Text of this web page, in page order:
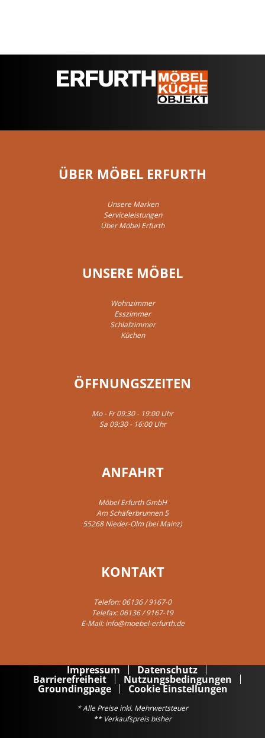
ÜBER MÖBEL ERFURTH
Unsere Marken
Serviceleistungen
Über Möbel Erfurth
UNSERE MÖBEL
Wohnzimmer
Esszimmer
Schlafzimmer
Küchen
ÖFFNUNGSZEITEN
Mo - Fr 09:30 - 19:00 Uhr
Sa 09:30 - 16:00 Uhr
ANFAHRT
Möbel Erfurth GmbH
Am Schäferbrunnen 5
55268 Nieder-Olm (bei Mainz)
KONTAKT
Telefon:06136 / 9167-0
Telefax: 06136 / 9167-19
E-Mail:info@moebel-erfurth.de
Impressum Datenschutz
Barrierefreiheit Nutzungsbedingungen
Groundingpage Cookie Einstellungen
* Alle Preise inkl. Mehrwertsteuer
** Verkaufspreis bisher